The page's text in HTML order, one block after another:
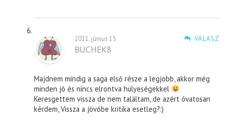
VÁLASZ
2011. június 13.
BUCHEK8
Majdnem mindig a saga első része a legjobb, akkor még
minden jó és nincs elrontva hülyeségekkel
Keresgettem vissza de nem találtam, de azért óvatosan
kérdem, Vissza a jövőbe kritika esetleg?:)